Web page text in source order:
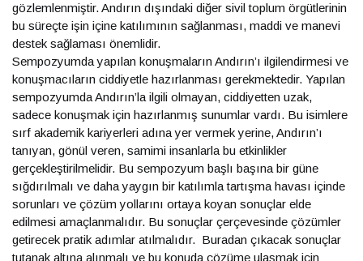
gözlemlenmiştir. Andırın dışındaki diğer sivil toplum örgütlerinin
bu süreçte işin içine katılımının sağlanması, maddi ve manevi
destek sağlaması önemlidir.
Sempozyumda yapılan konuşmaların Andırın’ı ilgilendirmesi ve
konuşmacıların ciddiyetle hazırlanması gerekmektedir. Yapılan
sempozyumda Andırın’la ilgili olmayan, ciddiyetten uzak,
sadece konuşmak için hazırlanmış sunumlar vardı. Bu isimlere
sırf akademik kariyerleri adına yer vermek yerine, Andırın’ı
tanıyan, gönül veren, samimi insanlarla bu etkinlikler
gerçekleştirilmelidir. Bu sempozyum başlı başına bir güne
sığdırılmalı ve daha yaygın bir katılımla tartışma havası içinde
sorunları ve çözüm yollarını ortaya koyan sonuçlar elde
edilmesi amaçlanmalıdır. Bu sonuçlar çerçevesinde çözümler
getirecek pratik adımlar atılmalıdır. Buradan çıkacak sonuçlar
tutanak altına alınmalı ve bu konuda çözüme ulaşmak için